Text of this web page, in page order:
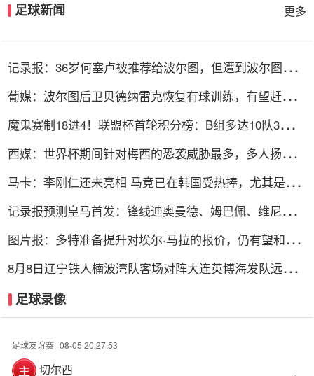
足球新闻 更多
记录报：36岁何塞卢被推荐给波尔图，但遭到波尔图管理
葡媒：波尔图后卫贝德纳雷克恢复有球训练，有望赶上葡
魔鬼赛制18进4！联盟杯首轮积分榜：B组多达10队3分！
西媒：世界杯期间针对梅西的恐袭威胁最多，多人扬言要
马卡：李刚仁还未亮相 马竞已在韩国受热捧，尤其是队
记录报预测皇马首发：锋线迪奥曼德、姆巴佩、维尼修
图片报：多特准备提升对埃尔·马拉的报价，仍有望和科
8月8日辽宁铁人楠波湾队客场对阵大连英博海发队远征军
足球录像
足球友谊赛 08-05 20:27:53
切尔西